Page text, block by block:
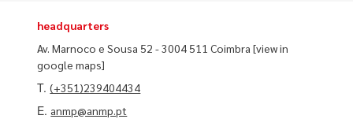
headquarters
Av. Marnoco e Sousa 52 - 3004 511 Coimbra[view in
google maps]
T.(+351)239404434
E. anmp@anmp.pt